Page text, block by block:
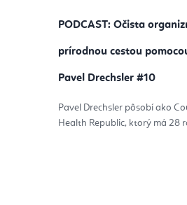
PODCAST: Očista
prírodnou cestou
Pavel Drechsler #10
Pavel Drechsler pôsobí ako
Health Republic, ktorý má 28